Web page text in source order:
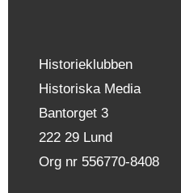
Historieklubben
Historiska Media
Bantorget 3
222 29 Lund
Org nr 556770-8408